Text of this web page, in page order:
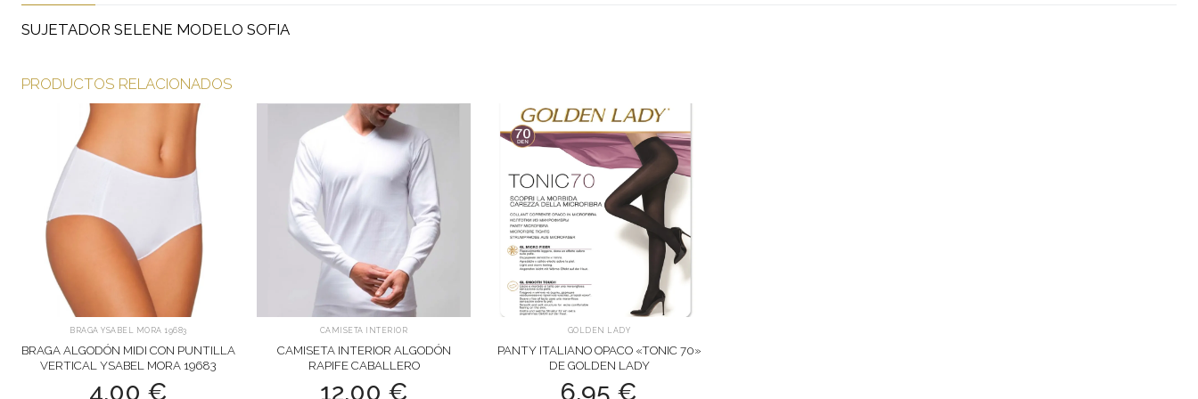
SUJETADOR SELENE MODELO SOFIA
PRODUCTOS RELACIONADOS
BRAGA YSABEL MORA 19683
BRAGA ALGODÓN MIDI CON PUNTILLA
VERTICAL YSABEL MORA 19683
4,00 €
CAMISETA INTERIOR
CAMISETA INTERIOR ALGODÓN
RAPIFE CABALLERO
12,00 €
GOLDEN LADY
PANTY ITALIANO OPACO «TONIC 70»
DE GOLDEN LADY
6,95 €